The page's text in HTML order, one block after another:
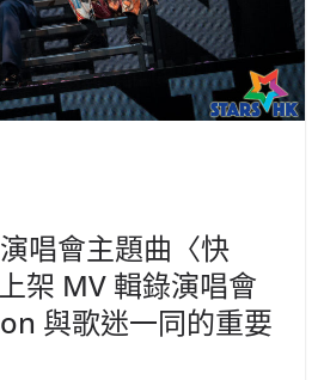
唱會主題曲〈快
架 MV 輯錄演唱會
與歌迷一同的重要